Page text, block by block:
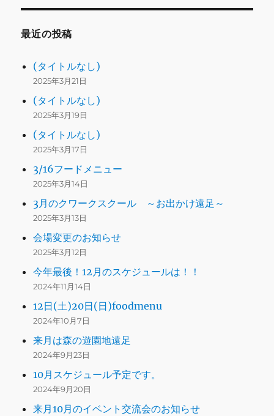
最近の投稿
(タイトルなし)
2025年3月21日
(タイトルなし)
2025年3月19日
(タイトルなし)
2025年3月17日
3/16フードメニュー
2025年3月14日
3月のクワークスクール ～お出かけ遠足～
2025年3月13日
会場変更のお知らせ
2025年3月12日
今年最後！12月のスケジュールは！！
2024年11月14日
12日(土)20日(日)foodmenu
2024年10月7日
来月は森の遊園地遠足
2024年9月23日
10月スケジュール予定です。
2024年9月20日
来月10月のイベント交流会のお知らせ